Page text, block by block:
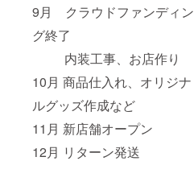
9月 クラウドファンディン
グ終了
内装工事、お店作り
10月 商品仕入れ、オリジナ
ルグッズ作成など
11月 新店舗オープン
12月 リターン発送